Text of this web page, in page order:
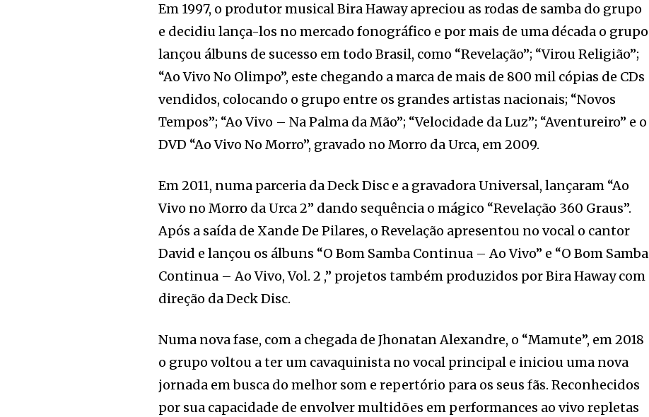
Em 1997, o produtor musical Bira Haway apreciou as rodas de samba do grupo
e decidiu lança-los no mercado fonográfico e por mais de uma década o grupo
lançou álbuns de sucesso em todo Brasil, como “Revelação”; “Virou Religião”;
“Ao Vivo No Olimpo”, este chegando a marca de mais de 800 mil cópias de CDs
vendidos, colocando o grupo entre os grandes artistas nacionais; “Novos
Tempos”; “Ao Vivo – Na Palma da Mão”; “Velocidade da Luz”; “Aventureiro” e o
DVD “Ao Vivo No Morro”, gravado no Morro da Urca, em 2009.
Em 2011, numa parceria da Deck Disc e a gravadora Universal, lançaram “Ao
Vivo no Morro da Urca 2” dando sequência o mágico “Revelação 360 Graus”.
Após a saída de Xande De Pilares, o Revelação apresentou no vocal o cantor
David e lançou os álbuns “O Bom Samba Continua – Ao Vivo” e “O Bom Samba
Continua – Ao Vivo, Vol. 2 ,” projetos também produzidos por Bira Haway com
direção da Deck Disc.
Numa nova fase, com a chegada de Jhonatan Alexandre, o “Mamute”, em 2018
o grupo voltou a ter um cavaquinista no vocal principal e iniciou uma nova
jornada em busca do melhor som e repertório para os seus fãs. Reconhecidos
por sua capacidade de envolver multidões em performances ao vivo repletas